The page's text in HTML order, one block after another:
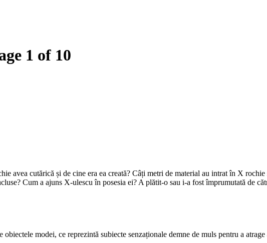
1 of 10
avea cutărică și de cine era ea creată? Câți metri de material au intrat în X
Cum a ajuns X-ulescu în posesia ei? A plătit-o sau i-a fost împrumutată de
modei, ce reprezintă subiecte senzaționale demne de muls pentru a atrage